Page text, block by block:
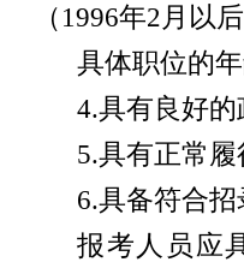
（1996年2月以
具体职位的
4.具有良好的
5.具有正常
6.具备符合
报考人员应